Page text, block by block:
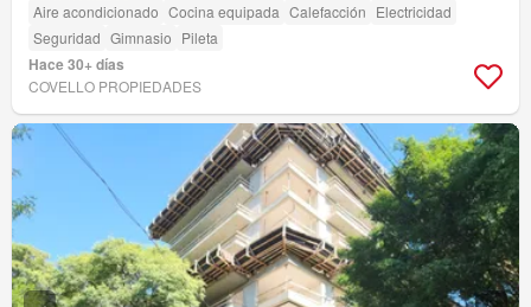
Aire acondicionado Cocina equipada Calefacción Electricidad
Seguridad Gimnasio Pileta
Hace 30+ días
COVELLO PROPIEDADES